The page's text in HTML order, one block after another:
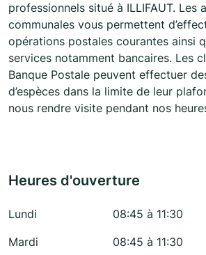
professionnels situé à ILLIFAUT. Les
communales vous permettent
opérations postales courantes ainsi
services notamment bancaires. Les
Banque Postale peuvent effectuer
d’espèces dans la limite de leur
nous rendre visite pendant nos
Heures d'ouverture
Lundi
08:45 à 11:30
Mardi
08:45 à 11:30